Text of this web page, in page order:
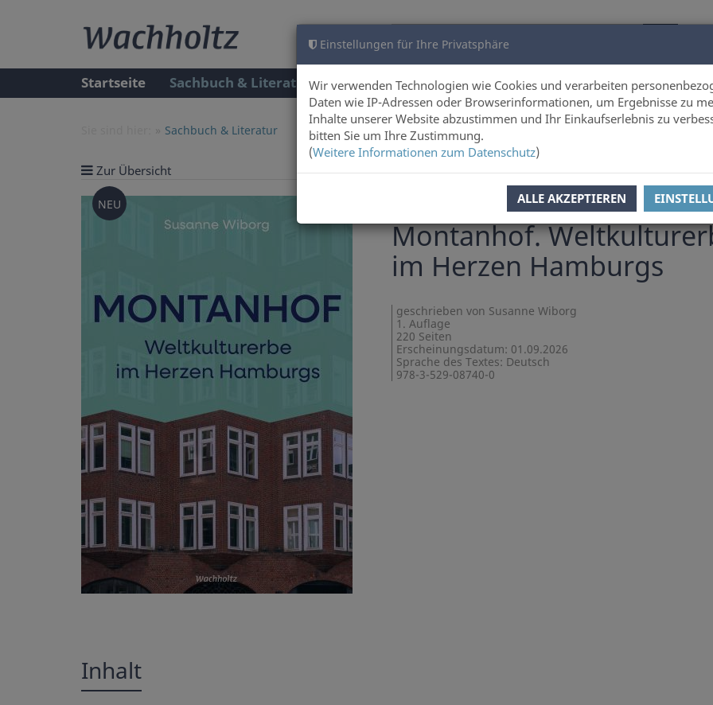
Einstellungen für Ihre Privatsphäre
Wir verwenden Technologien wie Cookies und verarbeiten
Daten wie IP-Adressen oder Browserinformationen, um Ergebnisse zu
Inhalte unserer Website abzustimmen und Ihr Einkaufserlebnis zu
bitten Sie um Ihre Zustimmung.
(Weitere Informationen zum Datenschutz)
ALLE AKZEPTIEREN
Startseite Sachbuch & Literatur Autoren Über uns
Sachbuch & Literatur
Zur Übersicht Artikel zurück Artikel 6 von 72
NEU
Montanhof.
im Herzen Hamburgs
geschrieben von Susanne Wiborg
1. Auflage
220 Seiten
Erscheinungsdatum: 01.09.2026
Sprache des Textes: Deutsch
978-3-529-08740-0
Inhalt